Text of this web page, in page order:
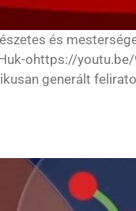
és
ohttps://youtu.be/
generált